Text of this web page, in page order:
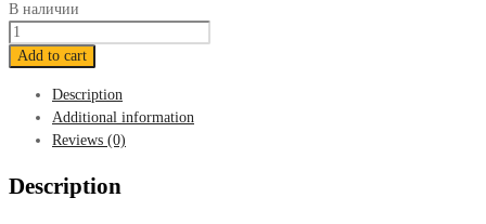
В наличии
Штатная
магнитола
Audi
Add to cart
Description
Additional information
Reviews (0)
Description